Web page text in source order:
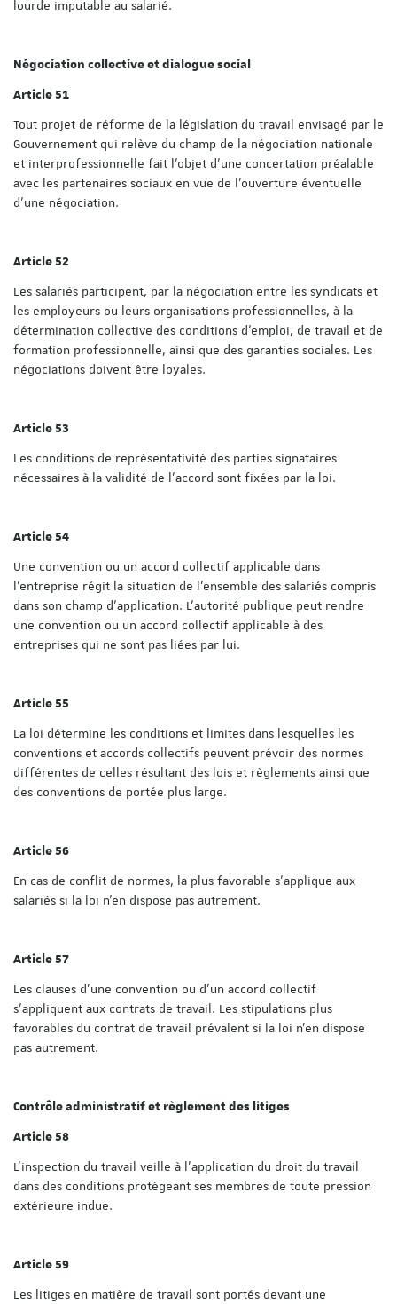
lourde imputable au salarié.
Négociation collective et dialogue social
Article 51
Tout projet de réforme de la législation du travail envisagé par le
Gouvernement qui relève du champ de la négociation nationale
et interprofessionnelle fait l'objet d'une concertation préalable
avec les partenaires sociaux en vue de l'ouverture éventuelle
d'une négociation.
Article 52
Les salariés participent, par la négociation entre les syndicats et
les employeurs ou leurs organisations professionnelles, à la
détermination collective des conditions d'emploi, de travail et de
formation professionnelle, ainsi que des garanties sociales. Les
négociations doivent être loyales.
Article 53
Les conditions de représentativité des parties signataires
nécessaires à la validité de l'accord sont fixées par la loi.
Article 54
Une convention ou un accord collectif applicable dans
l'entreprise régit la situation de l'ensemble des salariés compris
dans son champ d'application. L'autorité publique peut rendre
une convention ou un accord collectif applicable à des
entreprises qui ne sont pas liées par lui.
Article 55
La loi détermine les conditions et limites dans lesquelles les
conventions et accords collectifs peuvent prévoir des normes
différentes de celles résultant des lois et règlements ainsi que
des conventions de portée plus large.
Article 56
En cas de conflit de normes, la plus favorable s'applique aux
salariés si la loi n'en dispose pas autrement.
Article 57
Les clauses d'une convention ou d'un accord collectif
s'appliquent aux contrats de travail. Les stipulations plus
favorables du contrat de travail prévalent si la loi n'en dispose
pas autrement.
Contrôle administratif et règlement des litiges
Article 58
L'inspection du travail veille à l'application du droit du travail
dans des conditions protégeant ses membres de toute pression
extérieure indue.
Article 59
Les litiges en matière de travail sont portés devant une